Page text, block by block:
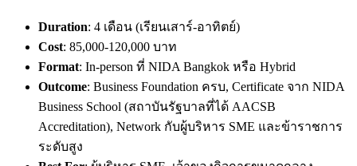
Duration: 4 เดือน (เรียนเสาร์-อาทิตย์)
Cost: 85,000-120,000 บาท
Format: In-person ที่ NIDA Bangkok หรือ Hybrid
Outcome: Business Foundation ครบ, Certificate จาก NIDA
Business School (สถาบันรัฐบาลที่ได้ AACSB
Accreditation), Network กับผู้บริหาร SME และข้าราชการ
ระดับสูง